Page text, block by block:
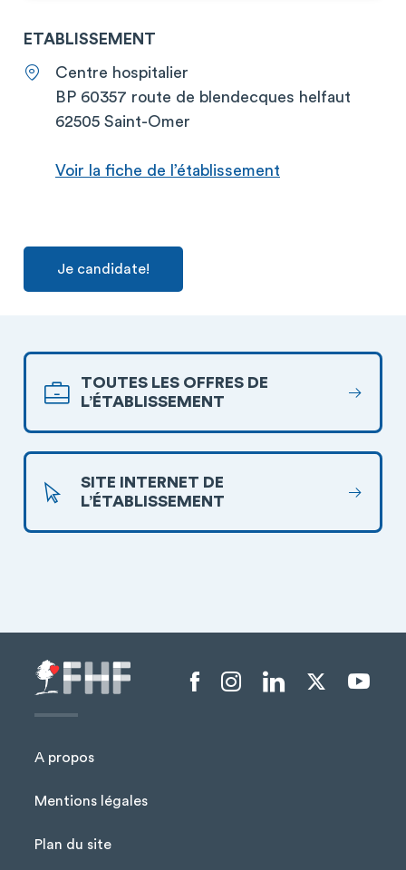
ETABLISSEMENT
Centre hospitalier
BP 60357 route de blendecques helfaut
62505 Saint-Omer
Voir la fiche de l’établissement
Je candidate!
TOUTES LES OFFRES DE
L’ÉTABLISSEMENT
SITE INTERNET DE
L’ÉTABLISSEMENT
Menu Pied de page
A propos
Mentions légales
Plan du site
Menu liens sociaux